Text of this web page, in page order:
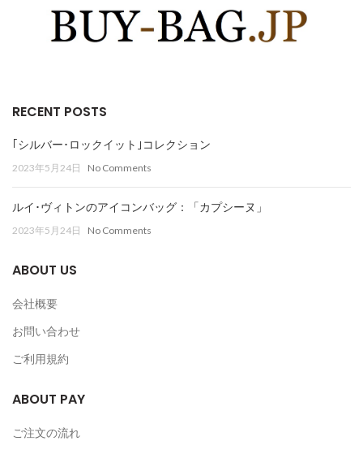
RECENT POSTS
｢シルバー･ロックイット｣コレクション
2023年5月24日 No Comments
ルイ･ヴィトンのアイコンバッグ：「カプシーヌ」
2023年5月24日 No Comments
ABOUT US
会社概要
お問い合わせ
ご利用規約
ABOUT PAY
ご注文の流れ